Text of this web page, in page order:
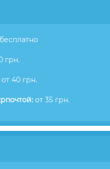
бесплатно
грн.
от 40 грн.
от 35 грн.